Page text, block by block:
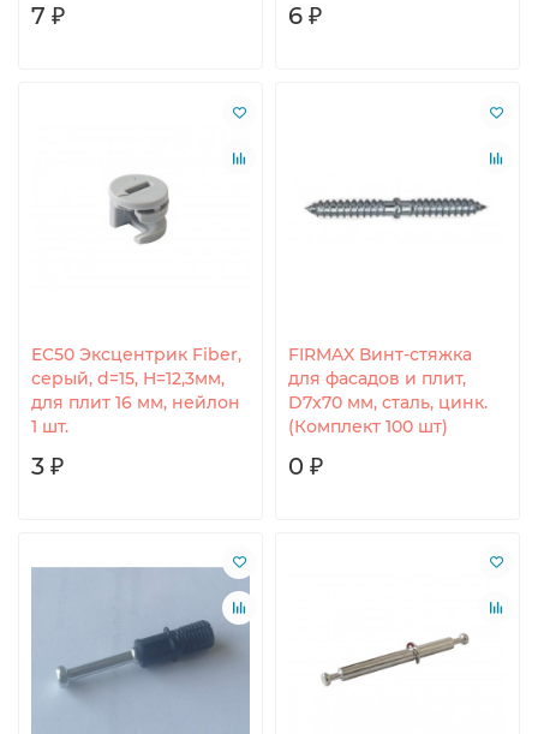
7 ₽ 6 ₽
EC50 Эксцентрик Fiber,
серый, d=15, H=12,3мм,
для плит 16 мм, нейлон
1 шт.
3 ₽
FIRMAX Винт-стяжка
для фасадов и плит,
D7х70 мм, сталь, цинк.
(Комплект 100 шт)
0 ₽